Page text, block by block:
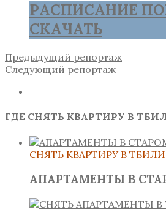
РАСПИСАНИЕ
СКАЧАТЬ
Предыдущий репортаж
Следующий репортаж
ГДЕ СНЯТЬ КВАРТИРУ В
СНЯТЬ КВАРТИРУ В
АПАРТАМЕНТЫ В